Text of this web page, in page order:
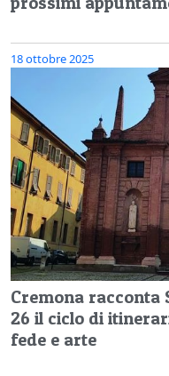
18 ottobre 2025
Cremona racconta
26 il ciclo di
fede e arte